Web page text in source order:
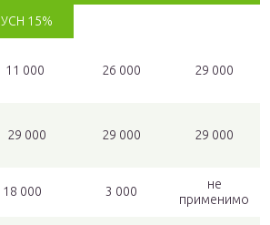
УСН 15%
11 000 26 000 29 000
29 000 29 000 29 000
18 000 3 000
не
применимо